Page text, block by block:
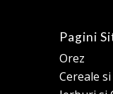
Pagini
Orez
Cereale